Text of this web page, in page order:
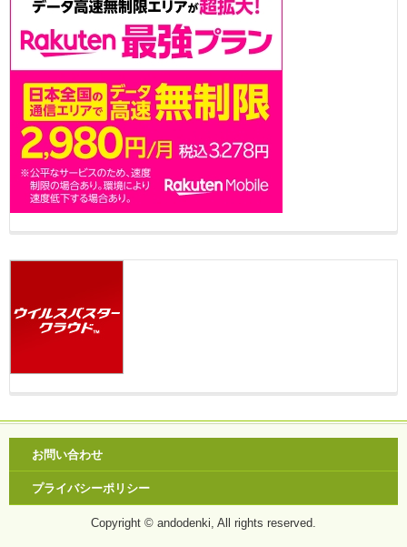
お問い合わせ
プライバシーポリシー
Copyright © andodenki, All rights reserved.